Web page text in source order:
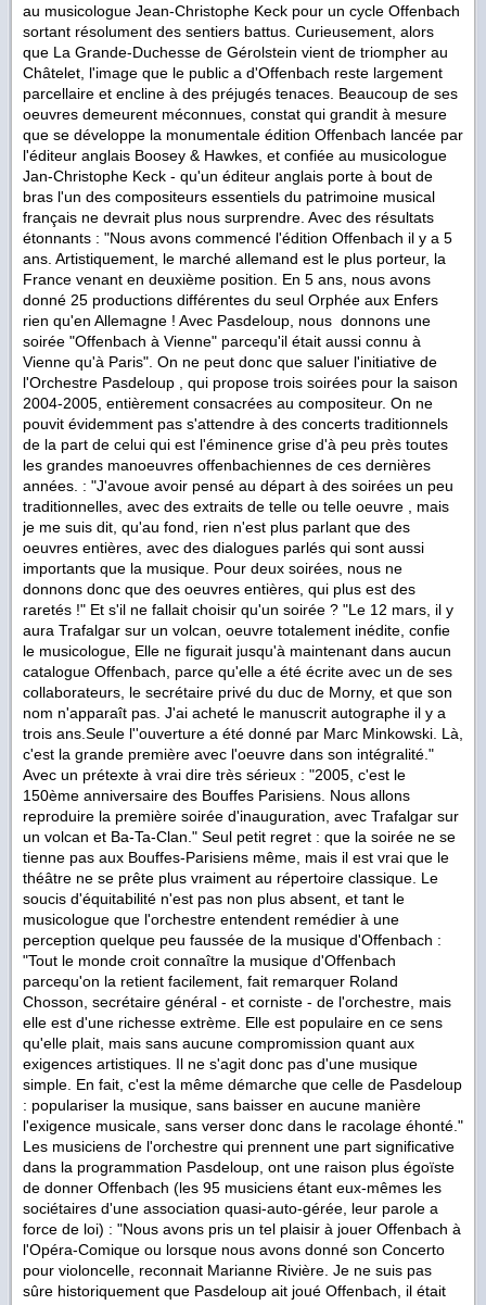
au musicologue Jean-Christophe Keck pour un cycle Offenbach
sortant résolument des sentiers battus. Curieusement, alors
que La Grande-Duchesse de Gérolstein vient de triompher au
Châtelet, l'image que le public a d'Offenbach reste largement
parcellaire et encline à des préjugés tenaces. Beaucoup de ses
oeuvres demeurent méconnues, constat qui grandit à mesure
que se développe la monumentale édition Offenbach lancée par
l'éditeur anglais Boosey & Hawkes, et confiée au musicologue
Jan-Christophe Keck - qu'un éditeur anglais porte à bout de
bras l'un des compositeurs essentiels du patrimoine musical
français ne devrait plus nous surprendre. Avec des résultats
étonnants : "Nous avons commencé l'édition Offenbach il y a 5
ans. Artistiquement, le marché allemand est le plus porteur, la
France venant en deuxième position. En 5 ans, nous avons
donné 25 productions différentes du seul Orphée aux Enfers
rien qu'en Allemagne ! Avec Pasdeloup, nous donnons une
soirée "Offenbach à Vienne" parcequ'il était aussi connu à
Vienne qu'à Paris". On ne peut donc que saluer l'initiative de
l'Orchestre Pasdeloup , qui propose trois soirées pour la saison
2004-2005, entièrement consacrées au compositeur. On ne
pouvit évidemment pas s'attendre à des concerts traditionnels
de la part de celui qui est l'éminence grise d'à peu près toutes
les grandes manoeuvres offenbachiennes de ces dernières
années. : "J'avoue avoir pensé au départ à des soirées un peu
traditionnelles, avec des extraits de telle ou telle oeuvre , mais
je me suis dit, qu'au fond, rien n'est plus parlant que des
oeuvres entières, avec des dialogues parlés qui sont aussi
importants que la musique. Pour deux soirées, nous ne
donnons donc que des oeuvres entières, qui plus est des
raretés !" Et s'il ne fallait choisir qu'un soirée ? "Le 12 mars, il y
aura Trafalgar sur un volcan, oeuvre totalement inédite, confie
le musicologue, Elle ne figurait jusqu'à maintenant dans aucun
catalogue Offenbach, parce qu'elle a été écrite avec un de ses
collaborateurs, le secrétaire privé du duc de Morny, et que son
nom n'apparaît pas. J'ai acheté le manuscrit autographe il y a
trois ans.Seule l''ouverture a été donné par Marc Minkowski. Là,
c'est la grande première avec l'oeuvre dans son intégralité."
Avec un prétexte à vrai dire très sérieux : "2005, c'est le
150ème anniversaire des Bouffes Parisiens. Nous allons
reproduire la première soirée d'inauguration, avec Trafalgar sur
un volcan et Ba-Ta-Clan." Seul petit regret : que la soirée ne se
tienne pas aux Bouffes-Parisiens même, mais il est vrai que le
théâtre ne se prête plus vraiment au répertoire classique. Le
soucis d'équitabilité n'est pas non plus absent, et tant le
musicologue que l'orchestre entendent remédier à une
perception quelque peu faussée de la musique d'Offenbach :
"Tout le monde croit connaître la musique d'Offenbach
parcequ'on la retient facilement, fait remarquer Roland
Chosson, secrétaire général - et corniste - de l'orchestre, mais
elle est d'une richesse extrème. Elle est populaire en ce sens
qu'elle plait, mais sans aucune compromission quant aux
exigences artistiques. Il ne s'agit donc pas d'une musique
simple. En fait, c'est la même démarche que celle de Pasdeloup
: populariser la musique, sans baisser en aucune manière
l'exigence musicale, sans verser donc dans le racolage éhonté."
Les musiciens de l'orchestre qui prennent une part significative
dans la programmation Pasdeloup, ont une raison plus égoïste
de donner Offenbach (les 95 musiciens étant eux-mêmes les
sociétaires d'une association quasi-auto-gérée, leur parole a
force de loi) : "Nous avons pris un tel plaisir à jouer Offenbach à
l'Opéra-Comique ou lorsque nous avons donné son Concerto
pour violoncelle, reconnait Marianne Rivière. Je ne suis pas
sûre historiquement que Pasdeloup ait joué Offenbach, il était